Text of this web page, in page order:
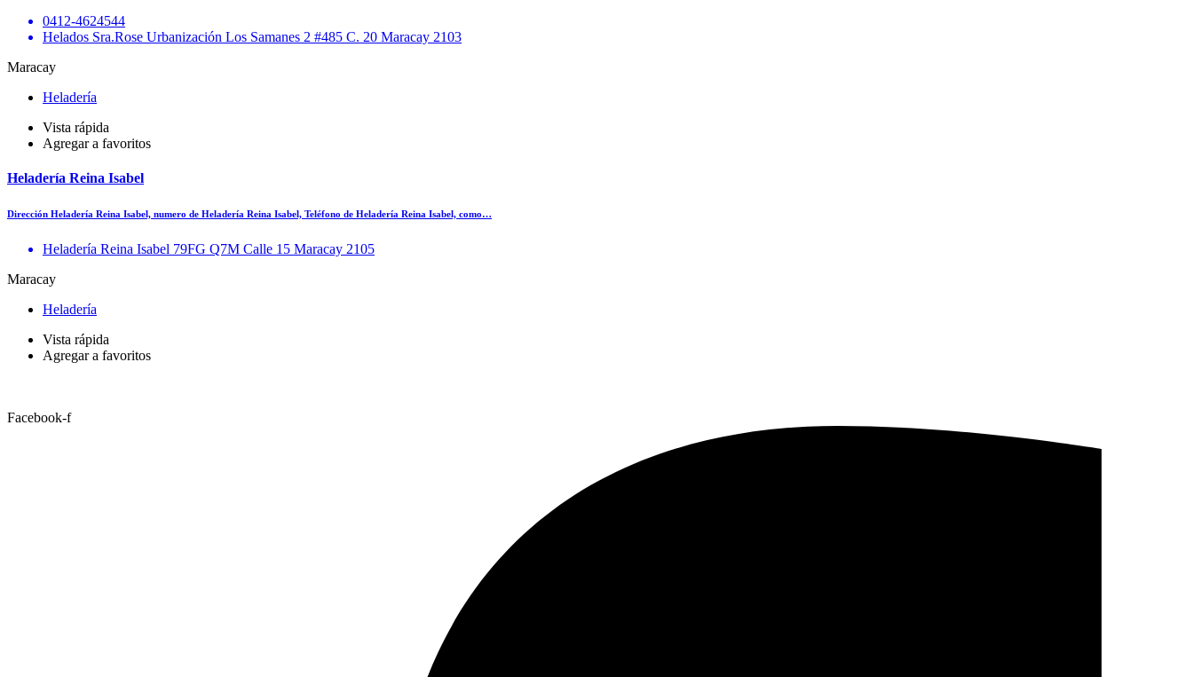
0412-4624544
Helados Sra.Rose Urbanización Los Samanes 2 #485 C. 20 Maracay 2103
Maracay
Heladería
Vista rápida
Agregar a favoritos
Heladería Reina Isabel
Dirección Heladería Reina Isabel, numero de Heladería Reina Isabel, Teléfono de Heladería Reina Isabel, como…
Heladería Reina Isabel 79FG Q7M Calle 15 Maracay 2105
Maracay
Heladería
Vista rápida
Agregar a favoritos
Facebook-f